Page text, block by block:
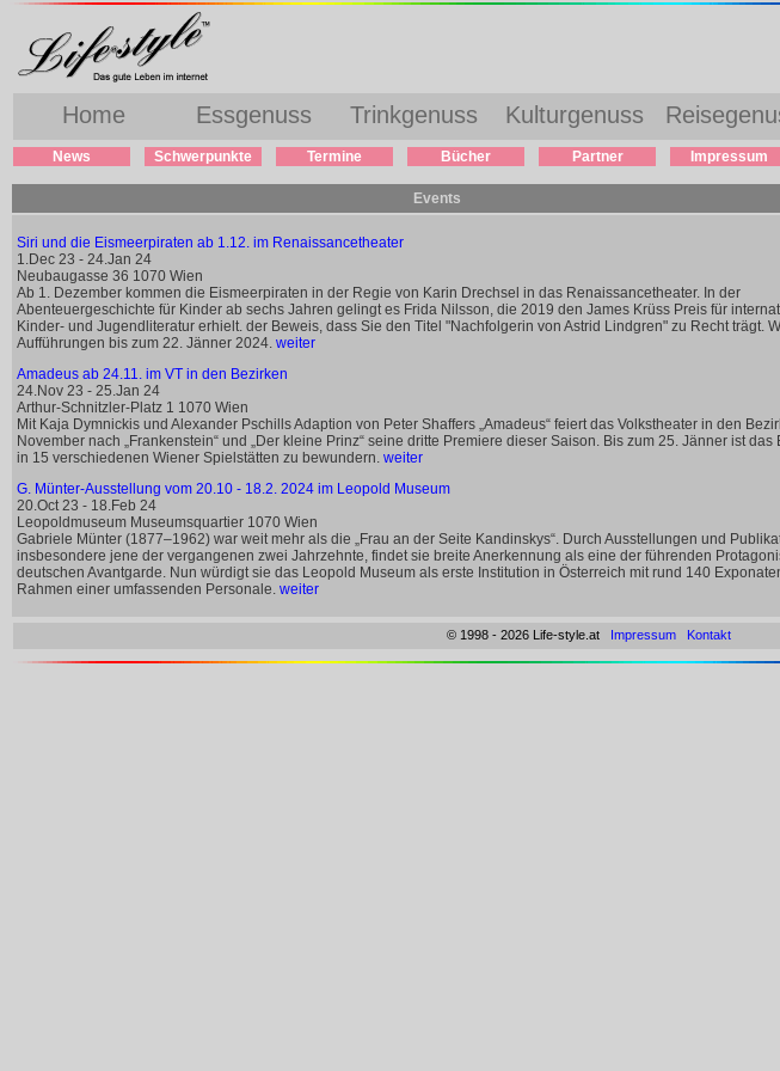
Home Essgenuss Trinkgenuss Kulturgenuss
News Schwerpunkte Termine Bücher Partner Impressum
Events
Siri und die Eismeerpiraten ab 1.12. im Renaissancetheater
1.Dec 23 - 24.Jan 24
Neubaugasse 36 1070 Wien
Ab 1. Dezember kommen die Eismeerpiraten in der Regie von Karin Drechsel in das Renaissancetheater. In der
Abenteuergeschichte für Kinder ab sechs Jahren gelingt es Frida Nilsson, die 2019 den James Krüss Preis für
Kinder- und Jugendliteratur erhielt. der Beweis, dass Sie den Titel "Nachfolgerin von Astrid Lindgren" zu Recht trägt.
Aufführungen bis zum 22. Jänner 2024. weiter
Amadeus ab 24.11. im VT in den Bezirken
24.Nov 23 - 25.Jan 24
Arthur-Schnitzler-Platz 1 1070 Wien
Mit Kaja Dymnickis und Alexander Pschills Adaption von Peter Shaffers „Amadeus“ feiert das Volkstheater in den
November nach „Frankenstein“ und „Der kleine Prinz“ seine dritte Premiere dieser Saison. Bis zum 25. Jänner ist das
in 15 verschiedenen Wiener Spielstätten zu bewundern. weiter
G. Münter-Ausstellung vom 20.10 - 18.2. 2024 im Leopold Museum
20.Oct 23 - 18.Feb 24
Leopoldmuseum Museumsquartier 1070 Wien
Gabriele Münter (1877–1962) war weit mehr als die „Frau an der Seite Kandinskys“. Durch Ausstellungen und
insbesondere jene der vergangenen zwei Jahrzehnte, findet sie breite Anerkennung als eine der führenden
deutschen Avantgarde. Nun würdigt sie das Leopold Museum als erste Institution in Österreich mit rund 140
Rahmen einer umfassenden Personale. weiter
© 1998 - 2026 Life-style.at Impressum Kontakt